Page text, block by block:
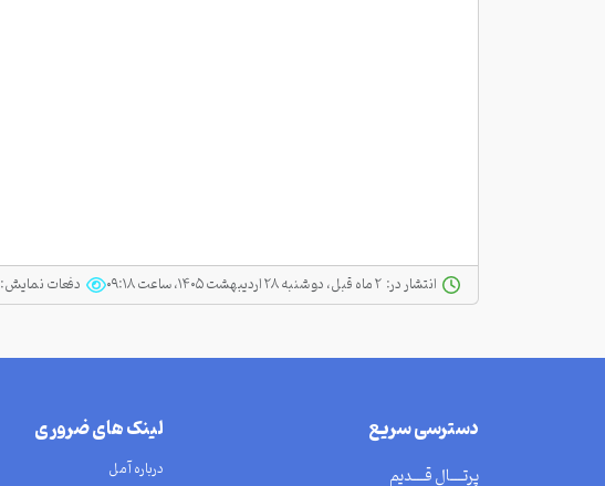
انتشار در: دفعات نمایش:
دسترسی سریع
پرتــــال قــــدیم
لینک های ضروری
درباره آمل